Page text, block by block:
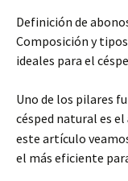
Definición de
Composición y
ideales para el
Uno de los pilares
césped natural es el
este artículo
el más eficiente